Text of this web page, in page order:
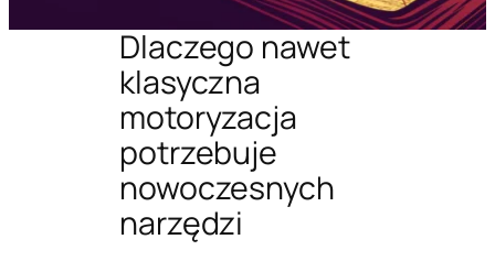
Dlaczego nawet
klasyczna
motoryzacja
potrzebuje
nowoczesnych
narzędzi